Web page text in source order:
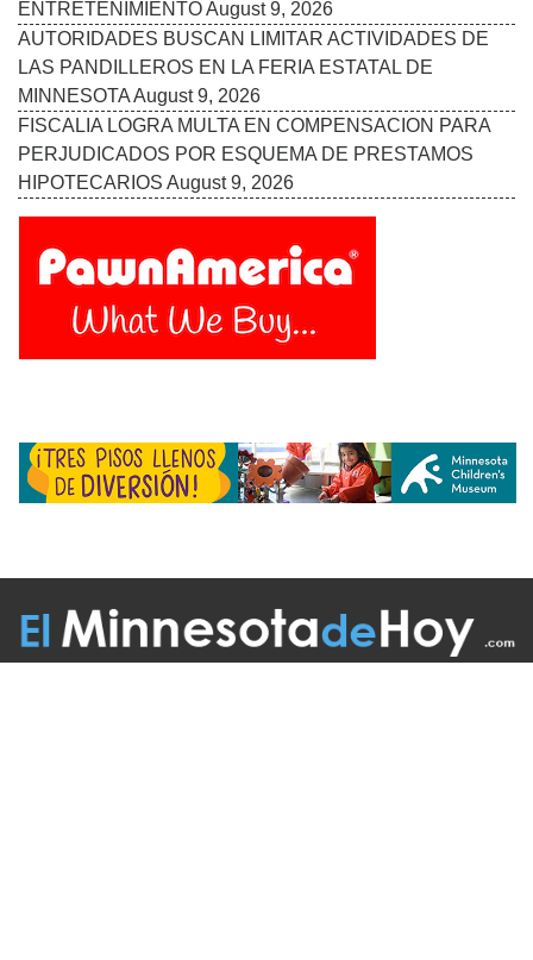
ENTRETENIMIENTOAugust 9, 2026
AUTORIDADES BUSCAN LIMITAR ACTIVIDADES DE
LAS PANDILLEROS EN LA FERIA ESTATAL DE
MINNESOTAAugust 9, 2026
FISCALIA LOGRA MULTA EN COMPENSACION PARA
PERJUDICADOS POR ESQUEMA DE PRESTAMOS
HIPOTECARIOS August 9, 2026